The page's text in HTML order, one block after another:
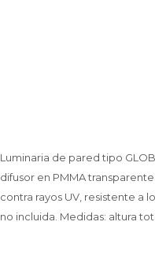
Luminaria de pared tipo
difusor en PMMA
contra rayos UV, resistente a
no incluida. Medidas: altura